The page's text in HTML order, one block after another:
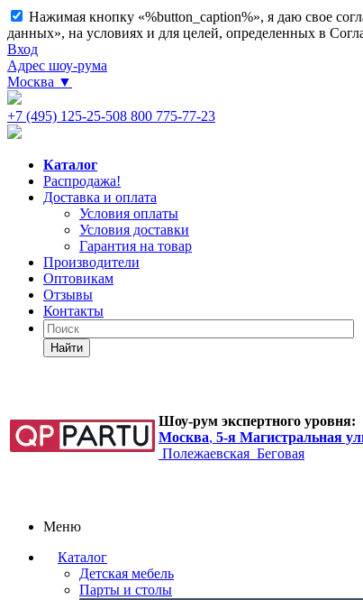
Нажимая кнопку «%button_caption%», я даю свое
данных», на условиях и для целей, определенных в
Вход
Адрес шоу-рума
Москва ▼
+7 (495) 125-25-508 800 775-77-23
Каталог
Распродажа!
Доставка и оплата
Условия оплаты
Условия доставки
Гарантия на товар
Производители
Оптовикам
Отзывы
Контакты
Найти
Шоу-рум экспертного уровня:
Москва, 5-я Магистральная
Полежаевская Беговая
Меню
Каталог
Детская мебель
Парты и столы